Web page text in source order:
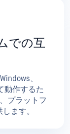
での互
、
動作するた
プラットフ
ます。